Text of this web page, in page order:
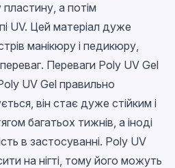
пластину, а потім
UV. Цей матеріал дуже
манікюру і педикюру,
переваг. Переваги Poly UV Gel
UV Gel правильно
він стає дуже стійким і
багатьох тижнів, а іноді
в застосуванні. Poly UV
на нігті, тому його можуть